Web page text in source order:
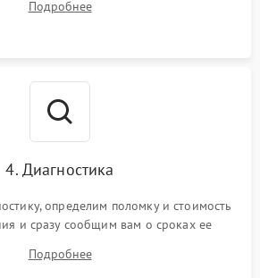
Подробнее
4. Диагностика
определим поломку и стоимость
и сразу сообщим вам о сроках ее
Подробнее